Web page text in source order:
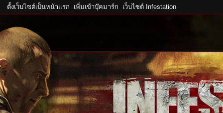
ตั้งเว็บไซต์เป็นหน้าแรก เพิ่มเข้าบุ๊คมาร์ก เว็บไซต์ Infestation